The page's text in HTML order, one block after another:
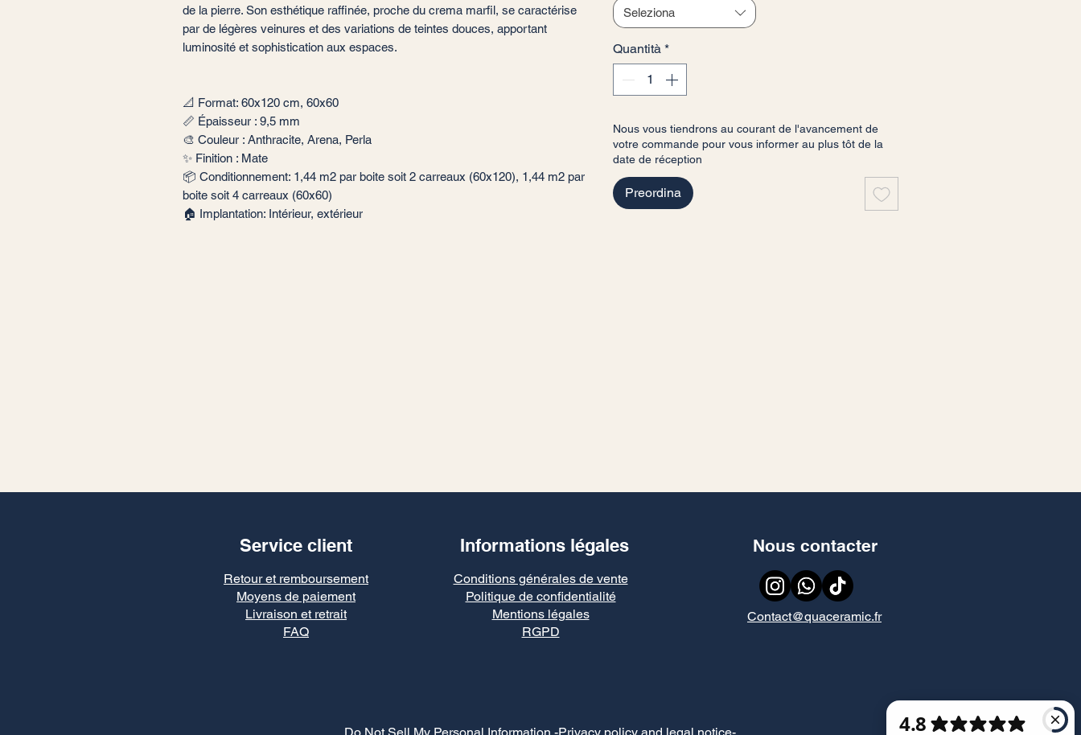
de la pierre. Son esthétique raffinée, proche du crema marfil, se caractérise
par de légères veinures et des variations de teintes douces, apportant
luminosité et sophistication aux espaces.
📐 Format: 60x120 cm, 60x60
📏 Épaisseur : 9,5 mm
🎨 Couleur : Anthracite, Arena, Perla
✨ Finition : Mate
📦 Conditionnement: 1,44 m2 par boite soit 2 carreaux (60x120), 1,44 m2 par
boite soit 4 carreaux (60x60)
🏠 Implantation: Intérieur, extérieur
Seleziona
Quantità *
Nous vous tiendrons au courant de l'avancement de
votre commande pour vous informer au plus tôt de la
date de réception
Preordina
Service client Informations légales
Retour et remboursement
Moyens de paiement
Livraison et retrait
FAQ
Conditions générales de vente
Politique de confidentialité
Mentions légales
RGPD
Nous contacter
Contact@quaceramic.fr